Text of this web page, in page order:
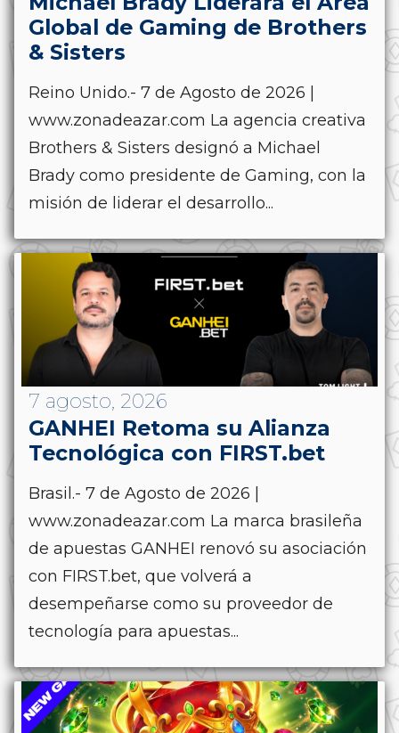
Global de Gaming de Brothers
& Sisters
Reino Unido.- 7 de Agosto de 2026 |
www.zonadeazar.com La agencia creativa
Brothers & Sisters designó a Michael
Brady como presidente de Gaming, con la
misión de liderar el desarrollo...
7 agosto, 2026
GANHEI Retoma su Alianza
Tecnológica con FIRST.bet
Brasil.- 7 de Agosto de 2026 |
www.zonadeazar.com La marca brasileña
de apuestas GANHEI renovó su asociación
con FIRST.bet, que volverá a
desempeñarse como su proveedor de
tecnología para apuestas...